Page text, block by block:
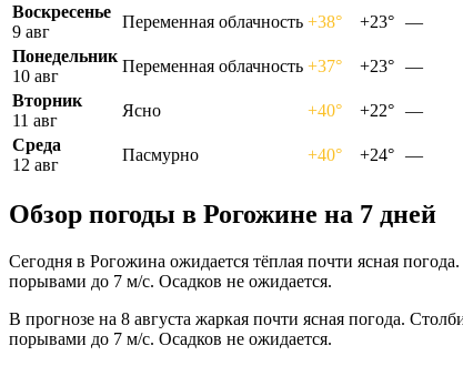
Воскресенье
9 авг
Переменная облачность +38° +23° —
Понедельник
10 авг
Переменная облачность +37° +23° —
Вторник
11 авг
Ясно +40° +22° —
Среда
12 авг
Пасмурно +40° +24° —
Обзор погоды в Рогожине на 7 дней
Сегодня в Рогожина ожидается тёплая почти ясная
порывами до 7 м/с. Осадков не ожидается.
В прогнозе на 8 августа жаркая почти ясная погода.
порывами до 7 м/с. Осадков не ожидается.